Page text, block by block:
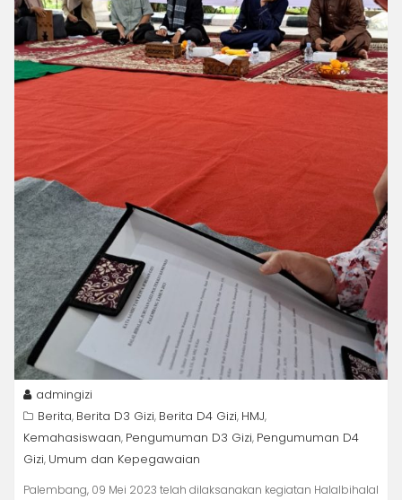
admingizi
Berita, Berita D3 Gizi, Berita D4 Gizi, HMJ,
Kemahasiswaan, Pengumuman D3 Gizi, Pengumuman D4
Gizi, Umum dan Kepegawaian
Palembang, 09 Mei 2023 telah dilaksanakan kegiatan Halalbihalal